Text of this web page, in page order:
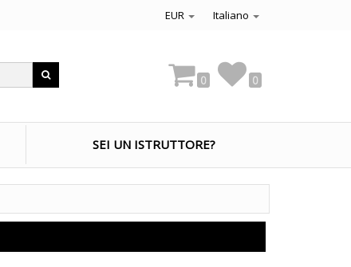
EUR Italiano
0 0
SEI UN ISTRUTTORE?